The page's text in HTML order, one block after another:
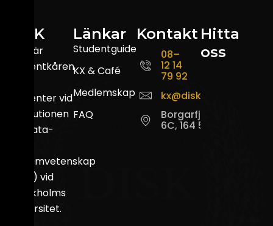
DISK
DISK är
studentkåren
studenter vid
Institutionen
för data-
systemvetenskap
(DSV) vid
Stockholms
universitet.
Länkar
Studentguide
KX & Café
Medlemskap
FAQ
Kontakt
08–
12 14
79 92
kx@disk.su.se
Borgarfjordsgatan
6C, 164 55 Kista
Hitta
oss